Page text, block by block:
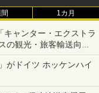
1カ月
ャンター・エクストラ
の観光・旅客輸送向け
がドイツ ホッケンハイ